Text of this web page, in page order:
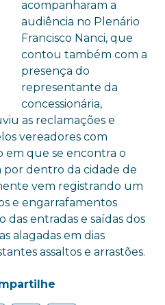
acompanharam a
audiência no Plenário
Francisco Nanci, que
contou também com a
presença do
representante da
concessionária,
as reclamações e
vereadores com
em que se encontra o
por dentro da cidade de
vem registrando um
e engarrafamentos
entradas e saídas dos
alagadas em dias
assaltos e arrastões.